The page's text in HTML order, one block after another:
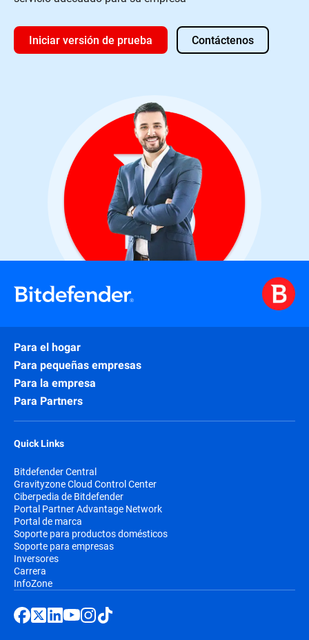
Iniciar versión de prueba Contáctenos
Para el hogar
Para pequeñas empresas
Para la empresa
Para Partners
Quick Links
Bitdefender Central
Gravityzone Cloud Control Center
Ciberpedia de Bitdefender
Portal Partner Advantage Network
Portal de marca
Soporte para productos domésticos
Soporte para empresas
Inversores
Carrera
InfoZone